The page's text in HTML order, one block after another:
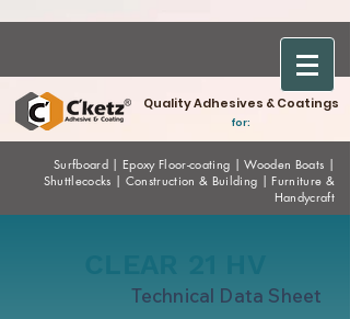
Quality Adhesives & Coatings
for:
Surfboard |Epoxy Floor-coating |Wooden Boats |
Shuttlecocks | Construction & Building |Furniture &
Handycraft
Technical Data Sheet